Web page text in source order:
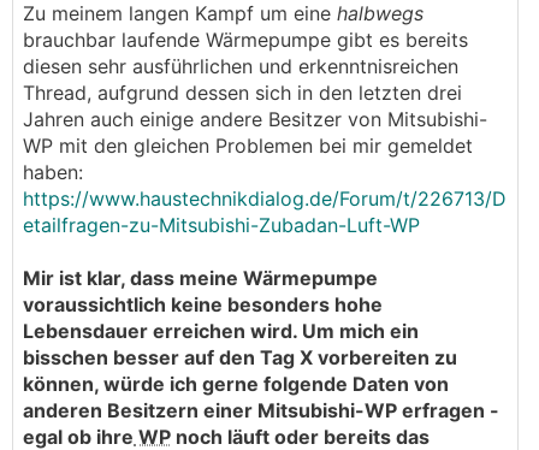
Zu meinem langen Kampf um eine halbwegs
brauchbar laufende Wärmepumpe gibt es bereits
diesen sehr ausführlichen und erkenntnisreichen
Thread, aufgrund dessen sich in den letzten drei
Jahren auch einige andere Besitzer von Mitsubishi-
WP mit den gleichen Problemen bei mir gemeldet
haben:
https://www.haustechnikdialog.de/Forum/t/226713/D
etailfragen-zu-Mitsubishi-Zubadan-Luft-WP
Mir ist klar, dass meine Wärmepumpe
voraussichtlich keine besonders hohe
Lebensdauer erreichen wird. Um mich ein
bisschen besser auf den Tag X vorbereiten zu
können, würde ich gerne folgende Daten von
anderen Besitzern einer Mitsubishi-WP erfragen -
egal ob ihre WP noch läuft oder bereits das